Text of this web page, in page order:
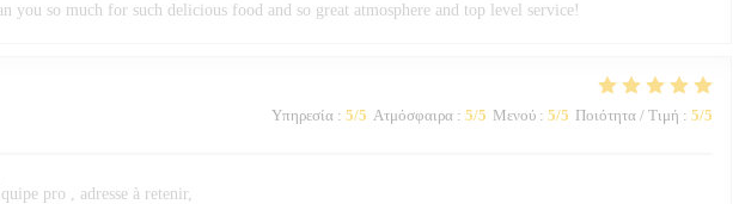
you so much for such delicious food and so great atmosphere and top level service!
Υπηρεσία: 5/5 Ατμόσφαιρα: 5/5 Μενού: 5/5 Ποιότητα / Τιμή : 5/5
pro , adresse à retenir,